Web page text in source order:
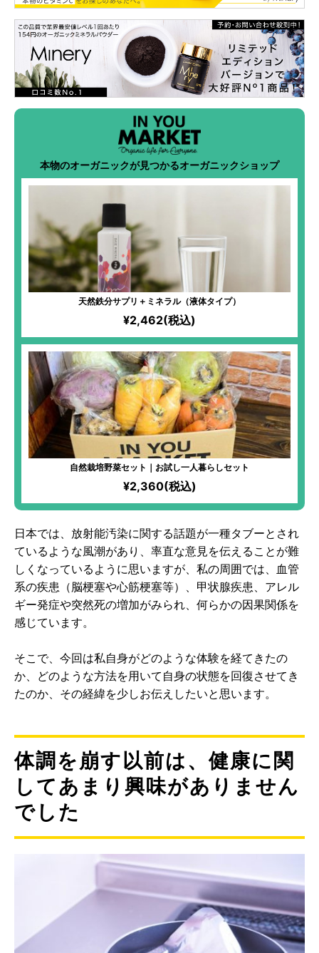
本物のオーガニックが見つかるオーガニックショップ
天然鉄分サプリ＋ミネラル（液体タイプ）
¥2,462(税込)
自然栽培野菜セット｜お試し一人暮らしセット
¥2,360(税込)
日本では、放射能汚染に関する話題が一種タブーとされ
ているような風潮があり、率直な意見を伝えることが難
しくなっているように思いますが、私の周囲では、血管
系の疾患（脳梗塞や心筋梗塞等）、甲状腺疾患、アレル
ギー発症や突然死の増加がみられ、何らかの因果関係を
感じています。
そこで、今回は私自身がどのような体験を経てきたの
か、どのような方法を用いて自身の状態を回復させてき
たのか、その経緯を少しお伝えしたいと思います。
体調を崩す以前は、健康に関
してあまり興味がありません
でした